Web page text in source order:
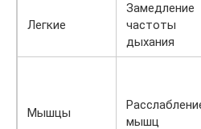
Легкие
Замедление
частоты
дыхания
Мышцы
мышц